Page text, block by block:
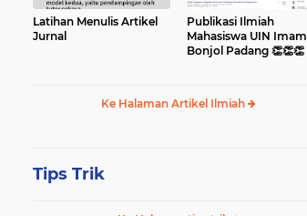
Latihan Menulis Artikel
Jurnal
Publikasi Ilmiah
Mahasiswa UIN Imam
Bonjol Padang 👏👏👏
Ke Halaman Artikel Ilmiah
Tips Trik